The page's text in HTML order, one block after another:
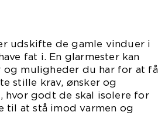
udskifte de gamle vinduer i
fat i. En glarmester kan
muligheder du har for at få
stille krav, ønsker og
hvor godt de skal isolere for
til at stå imod varmen og